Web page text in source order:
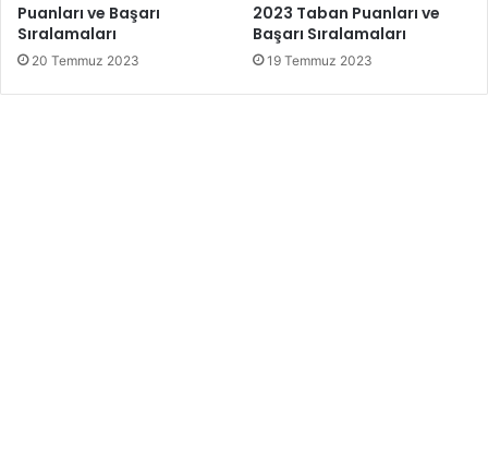
Puanları ve Başarı
Sıralamaları
20 Temmuz 2023
2023 Taban Puanları ve
Başarı Sıralamaları
19 Temmuz 2023